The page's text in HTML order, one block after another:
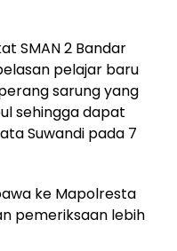
SMAN 2 Bandar
pelajar baru
sarung yang
sehingga dapat
Suwandi pada 7
ke Mapolresta
pemeriksaan lebih